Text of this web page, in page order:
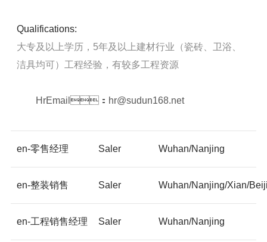
Qualifications:
大专及以上学历，5年及以上建材行业（瓷砖、卫浴、
洁具均可）工程经验，有较多工程资源
HrEmail：hr@sudun168.net
en-零售经理 Saler Wuhan/Nanjing
en-整装销售 Saler Wuhan/Nanjing/Xian/
en-工程销售经理 Saler Wuhan/Nanjing